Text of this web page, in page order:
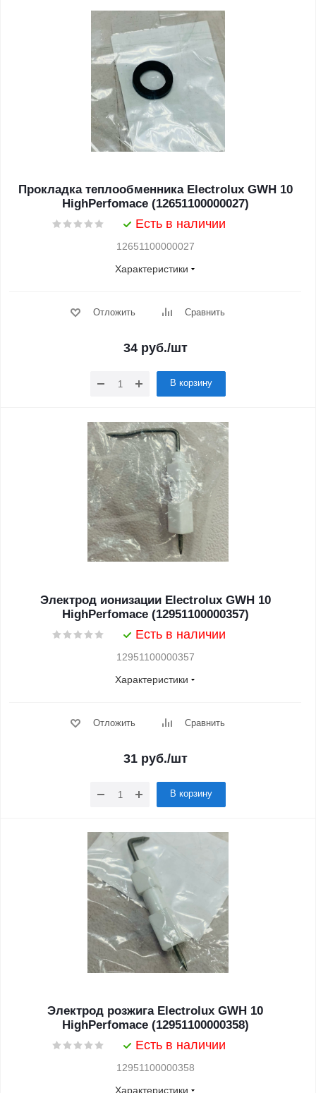
Прокладка теплообменника Electrolux GWH 10
HighPerfomace (12651100000027)
Есть в наличии
12651100000027
Характеристики
Отложить Сравнить
34 руб./шт
В корзину
Электрод ионизации Electrolux GWH 10
HighPerfomace (12951100000357)
Есть в наличии
12951100000357
Характеристики
Отложить Сравнить
31 руб./шт
В корзину
Электрод розжига Electrolux GWH 10
HighPerfomace (12951100000358)
Есть в наличии
12951100000358
Характеристики